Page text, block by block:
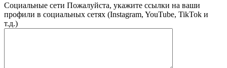
Социальные сети Пожалуйста, укажите ссылки на ваши
профили в социальных сетях (Instagram, YouTube, TikTok и
т.д.)